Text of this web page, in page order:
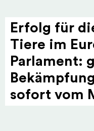
Erfolg für
Tiere im
Parlament:
sofort vom